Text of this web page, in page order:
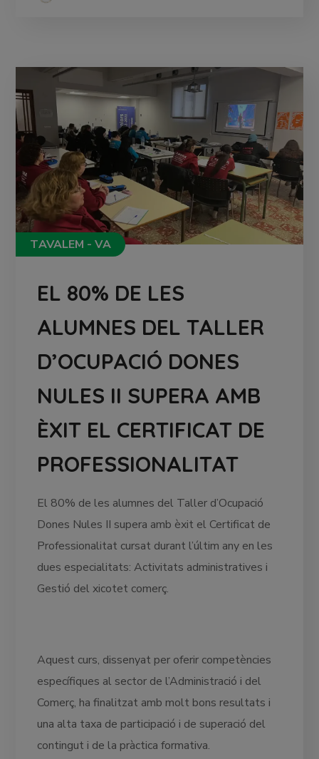
TAVALEM - VA
EL 80% DE LES
ALUMNES DEL TALLER
D’OCUPACIÓ DONES
NULES II SUPERA AMB
ÈXIT EL CERTIFICAT DE
PROFESSIONALITAT
El 80% de les alumnes del Taller d’Ocupació
Dones Nules II supera amb èxit el Certificat de
Professionalitat cursat durant l’últim any en les
dues especialitats: Activitats administratives i
Gestió del xicotet comerç.
Aquest curs, dissenyat per oferir competències
específiques al sector de l’Administració i del
Comerç, ha finalitzat amb molt bons resultats i
una alta taxa de participació i de superació del
contingut i de la pràctica formativa.